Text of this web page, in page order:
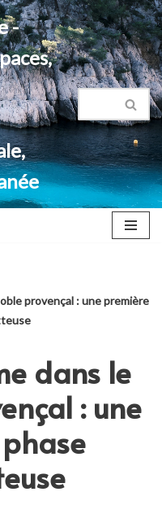
-
provençal : une première
dans le
: une